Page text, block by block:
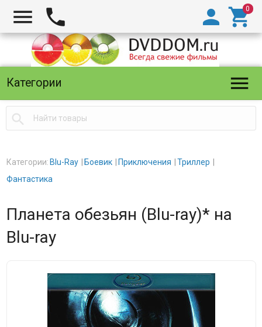
  

Категории 

Категории: Blu-Ray Боевик Приключения
Триллер
Фантастика
Планета обезьян (Blu-ray)* на
Blu-ray